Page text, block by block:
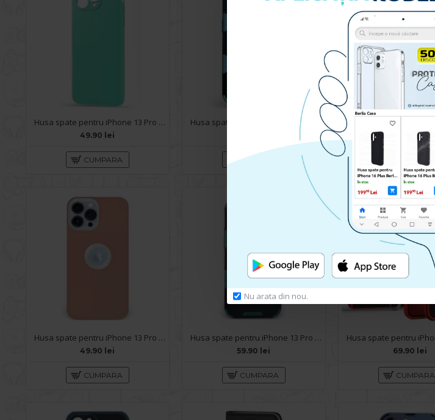
Nu arata din nou.
Husa spate pentru iPhone 13 Pro - Silicon Line Turcoaz
49.90 lei
CUMPARA
Husa spate pentru iPhone 13 Pro - Mantis Case Negru / Bleu
CUMPARA
129.90 lei
CUMPARA
Husa spate pentru iPhone 13 Pro - Circle Case Roz Prafuit & Alb
49.90 lei
CUMPARA
Husa spate pentru iPhone 13 Pro - Mantis Case Negru / Verde Crud
59.90 lei
CUMPARA
69.90 lei
CUMPARA